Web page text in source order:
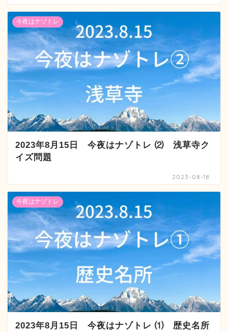
今夜はナゾトレ
2023年8月15日 今夜はナゾトレ ⑵ 浅草寺ク
イズ問題
2023-08-18
今夜はナゾトレ
2023年8月15日 今夜はナゾトレ ⑴ 歴史名所